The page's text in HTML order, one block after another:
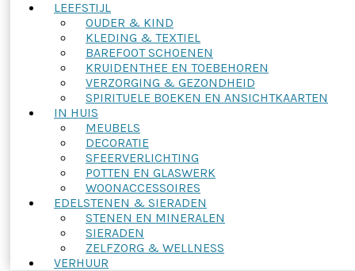
LEEFSTIJL
OUDER & KIND
KLEDING & TEXTIEL
BAREFOOT SCHOENEN
KRUIDENTHEE EN TOEBEHOREN
VERZORGING & GEZONDHEID
SPIRITUELE BOEKEN EN ANSICHTKAARTEN
IN HUIS
MEUBELS
DECORATIE
SFEERVERLICHTING
POTTEN EN GLASWERK
WOONACCESSOIRES
EDELSTENEN & SIERADEN
STENEN EN MINERALEN
SIERADEN
ZELFZORG & WELLNESS
VERHUUR